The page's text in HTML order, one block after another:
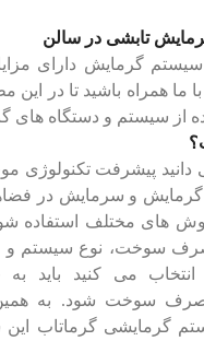
تابشی در سالن
سیستم گرمایش دارای
ما همراه باشید تا در این
از سیستم و دستگاه های
‌دانید پیشرفت تکنولوژی
گرمایش و سرمایش در
های مختلف استفاده
سوخت، نوع سیستم و
انتخاب می کنید باید
سوخت شود. به
گرمایشی گرماتاب